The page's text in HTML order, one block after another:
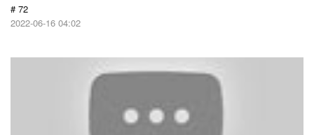
# 72
2022-06-16 04:02